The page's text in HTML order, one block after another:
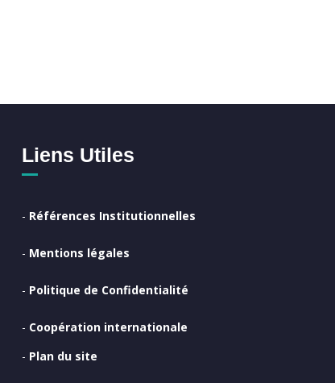
Liens Utiles
- Références Institutionnelles
- Mentions légales
- Politique de Confidentialité
- Coopération internationale
- Plan du site